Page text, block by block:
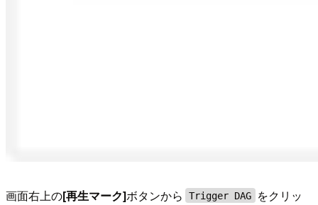
画面右上の[再生マーク]ボタンから Trigger DAG
をクリッ